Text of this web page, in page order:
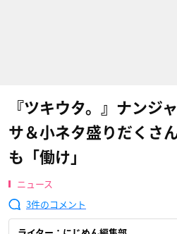
『ツキウタ。』ナンジ
サ＆小ネタ盛りだくさ
も「働け」
ニュース
3